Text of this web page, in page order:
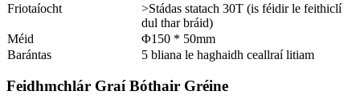
Friotaíocht
>Stádas statach 30T (is féidir le feithiclí
dul thar bráid)
Méid
Φ150 * 50mm
Barántas
5 bliana le haghaidh ceallraí litiam
Feidhmchlár Graí Bóthair Gréine